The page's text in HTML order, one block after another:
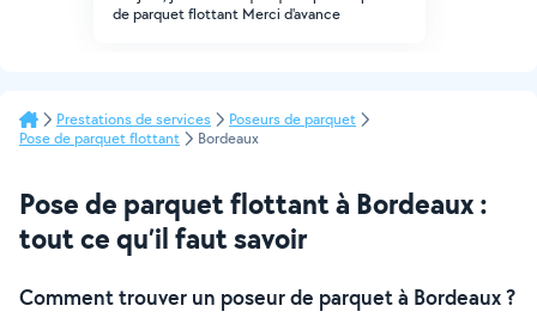
de parquet flottant Merci d'avance
Prestations de services
Poseurs de parquet
Pose de parquet flottant
Bordeaux
Pose de parquet flottant à Bordeaux :
tout ce qu’il faut savoir
Comment trouver un poseur de parquet à Bordeaux ?